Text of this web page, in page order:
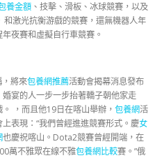
養金額 、技擊、滑板、冰球競賽，以及
和激光抗衡游戲的競賽，還無機器人年
年夜賽和虛擬自行車競賽。
，將來包養網推薦活動會揭幕消息發布
宴的人一步一步抬著轎子朝他家走
，而且他19日在喀山舉辦， 包養網活
表現：“我們曾經進進競賽形式。慶女
也慶祝喀山。Dota2競賽曾經開端，在
萬不雅眾在線不雅包養網比較賽。”俄